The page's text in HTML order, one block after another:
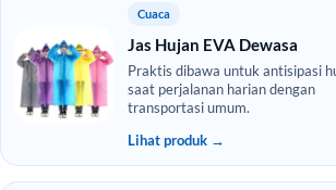
Cuaca
Jas Hujan EVA Dewasa
Praktis dibawa untuk antisipasi
saat perjalanan harian dengan
transportasi umum.
Lihat produk →